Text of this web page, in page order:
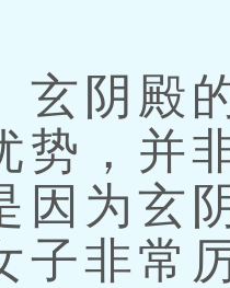
殿的
势，并
因为玄
子非常